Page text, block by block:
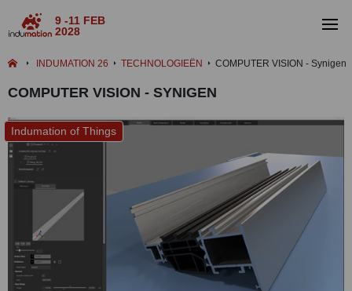
9 -11 FEB
2028
INDUMATION 26 TECHNOLOGIEËN COMPUTER VISION - Synigen
COMPUTER VISION - SYNIGEN
Indumation of Things